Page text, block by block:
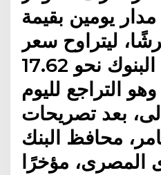
يومين بقيمة
إلى 22 قرشًا، ليتراوح سعر
الشراء فى البنوك نحو 17.62
وهو التراجع لليوم
بعد تصريحات
محافظ البنك
المصرى، مؤخرًا